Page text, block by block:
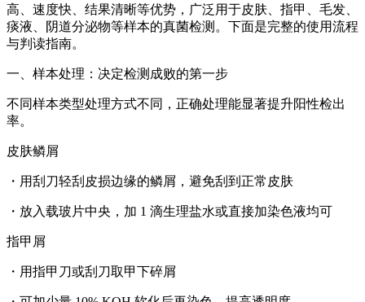
高、速度快、结果清晰等优势，广泛用于皮肤、指甲、毛发、
痰液、阴道分泌物等样本的真菌检测。下面是完整的使用流程
与判读指南。
一、样本处理：决定检测成败的第一步
不同样本类型处理方式不同，正确处理能显著提升阳性检出
率。
皮肤鳞屑
・用刮刀轻刮皮损边缘的鳞屑，避免刮到正常皮肤
・放入载玻片中央，加 1 滴生理盐水或直接加染色液均可
指甲屑
・用指甲刀或刮刀取甲下碎屑